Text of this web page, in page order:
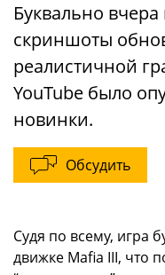
Буквально
скриншоты
реалистичной
YouTube было
новинки.
Обсудить
Судя по всему, игра
движке Mafia III, что